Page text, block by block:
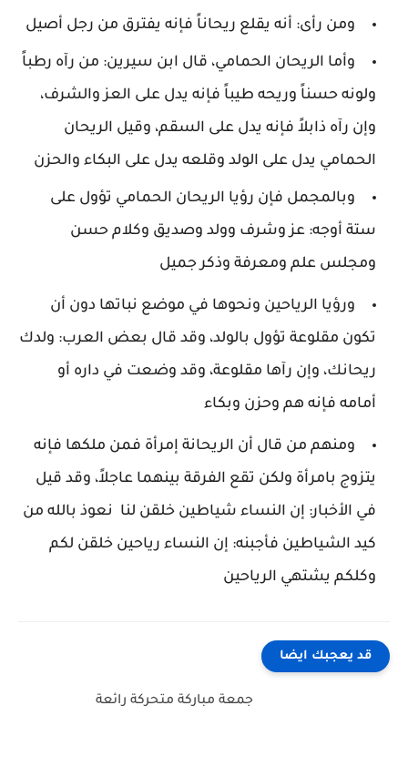
ومن رأى: أنه يقلع ريحاناً فإنه يفترق من رجل أصيل
وأما الريحان الحمامي، قال ابن سيرين: من رآه رطباً
ولونه حسناً وريحه طيباً فإنه يدل على العز والشرف،
وإن رآه ذابلاً فإنه يدل على السقم، وقيل الريحان
الحمامي يدل على الولد وقلعه يدل على البكاء والحزن
وبالمجمل فإن رؤيا الريحان الحمامي تؤول على
ستة أوجه: عز وشرف وولد وصديق وكلام حسن
ومجلس علم ومعرفة وذكر جميل
ورؤيا الرياحين ونحوها في موضع نباتها دون أن
تكون مقلوعة تؤول بالولد، وقد قال بعض العرب: ولدك
ريحانك، وإن رآها مقلوعة، وقد وضعت في داره أو
أمامه فإنه هم وحزن وبكاء
ومنهم من قال أن الريحانة إمرأة فمن ملكها فإنه
يتزوج بامرأة ولكن تقع الفرقة بينهما عاجلاً، وقد قيل
في الأخبار: إن النساء شياطين خلقن لنا نعوذ بالله من
كيد الشياطين فأجبنه: إن النساء رياحين خلقن لكم
وكلكم يشتهي الرياحين
قد يعجبك ايضا
جمعة مباركة متحركة رائعة